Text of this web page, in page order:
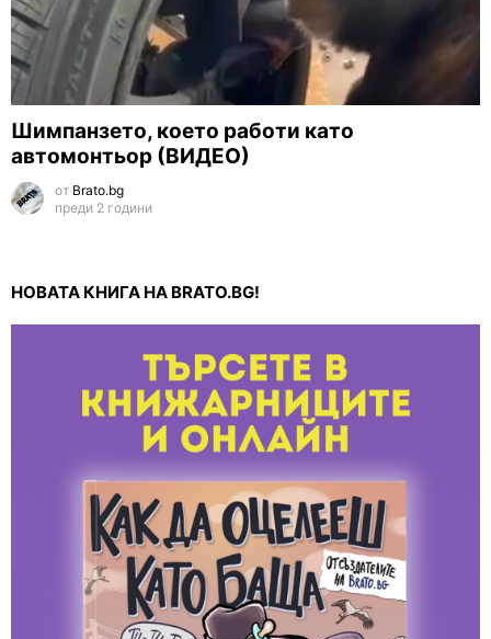
Шимпанзето, което работи като
автомонтьор (ВИДЕО)
от Brato.bg
преди 2 години
НОВАТА КНИГА НА BRATO.BG!